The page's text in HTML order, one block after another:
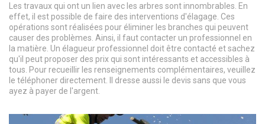
Les travaux qui ont un lien avec les arbres sont innombrables. En
effet, il est possible de faire des interventions d'élagage. Ces
opérations sont réalisées pour éliminer les branches qui peuvent
causer des problèmes. Ainsi, il faut contacter un professionnel en
la matière. Un élagueur professionnel doit être contacté et sachez
qu'il peut proposer des prix qui sont intéressants et accessibles à
tous. Pour recueillir les renseignements complémentaires, veuillez
le téléphoner directement. Il dresse aussi le devis sans que vous
ayez à payer de l'argent.